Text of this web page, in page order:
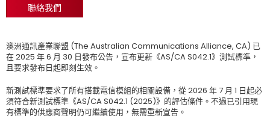
聯絡我們
澳洲通訊產業聯盟 (The Australian Communications Alliance, CA) 已
在 2025 年 6 月 30 日發布公告，宣布更新《AS/CA S042.1》測試標準，
且要求發布日起即刻生效。
新測試標準要求了所有搭載電信模組的相關設備，從 2026 年 7 月 1 日起必
須符合新測試標準《AS/CA S042.1 (2025)》的評估條件。不過已引用現
有標準的供應商聲明仍可繼續使用，無需重新宣告。